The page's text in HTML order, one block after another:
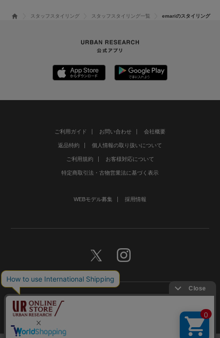
スタッフスタイリング スタッフスタイリング一覧 emariのスタイリング
ご利用ガイド お問い合わせ 会社概要
返品特約 個人情報の取り扱いについて
ご利用規約 お客様対応について
特定商取引法・古物営業法に基づく表示
WEBモデル募集 採用情報